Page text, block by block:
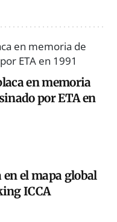
en memoria
por ETA en
en el mapa global
ICCA